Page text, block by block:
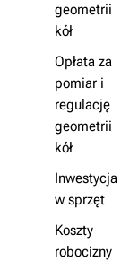
geometrii
kół
Opłata za
pomiar i
regulację
geometrii
kół
Inwestycja
w sprzęt
Koszty
robocizny